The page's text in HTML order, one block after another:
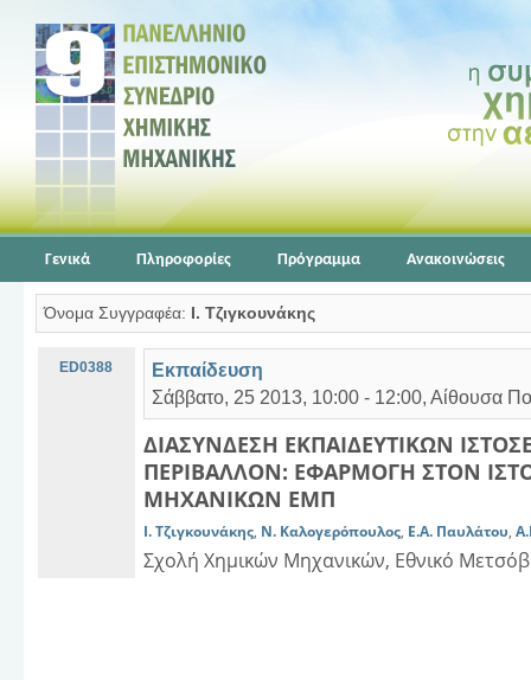
Γενικά Πληροφορίες Πρόγραμμα Ανακοινώσεις
Όνομα Συγγραφέα: Ι. Τζιγκουνάκης
ED0388
Εκπαίδευση
Σάββατο, 25 2013, 10:00 - 12:00, Αίθουσα
ΔΙΑΣΥΝΔΕΣΗ ΕΚΠΑΙΔΕΥΤΙΚΩΝ
ΠΕΡΙΒΑΛΛΟΝ: ΕΦΑΡΜΟΓΗ ΣΤΟΝ
ΜΗΧΑΝΙΚΩΝ ΕΜΠ
Ι. Τζιγκουνάκης, Ν. Καλογερόπουλος, Ε.Α. Παυλάτου,
Σχολή Χημικών Μηχανικών, Εθνικό